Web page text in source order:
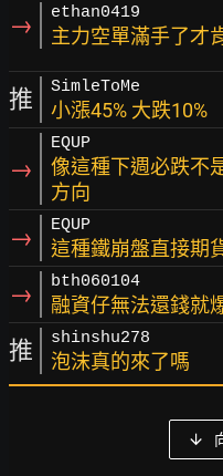
→ ethan0419
主力空單滿手了才
推 SimleToMe
小漲45% 大跌10%
→
EQUP
像這種下週必跌不
方向
→ EQUP
這種鐵崩盤直接期
→ bth060104
融資仔無法還錢就
推 shinshu278
泡沫真的來了嗎